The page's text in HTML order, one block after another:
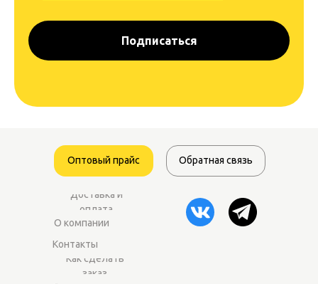
Подписаться
Контакты
О компании
Доставка и
оплата
Оптовый прайс Обратная связь
Как сделать
заказ